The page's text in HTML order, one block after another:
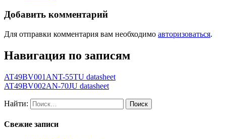
Добавить комментарий
Для отправки комментария вам необходимо авторизоваться.
Навигация по записям
AT49BV001ANT-55TU datasheet
AT49BV002AN-70JU datasheet
Найти:
Свежие записи